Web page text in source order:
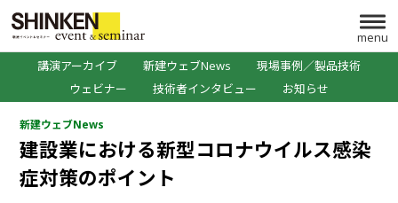
menu
講演アーカイブ
新建ウェブNews
現場事例／製品技術
ウェビナー
技術者インタビュー お知らせ
新建ウェブNews
建設業における新型コロナウイルス感染
症対策のポイント